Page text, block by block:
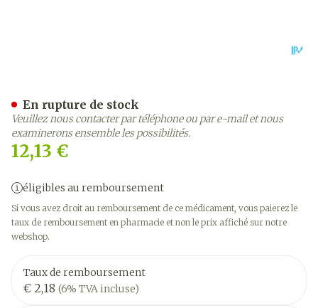
12,13 €
éligibles au remboursement
Si vous avez droit au remboursement de ce médicament, vous paierez le
taux de remboursement en pharmacie et non le prix affiché sur notre
webshop.
Taux de remboursement
€ 2,18 (6% TVA incluse)
En rupture de stock
Veuillez nous contacter par téléphone ou par e-mail et nous
examinerons ensemble les possibilités.